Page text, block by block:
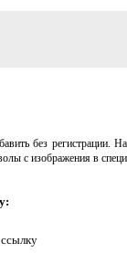
без регистрации.
с изображения в